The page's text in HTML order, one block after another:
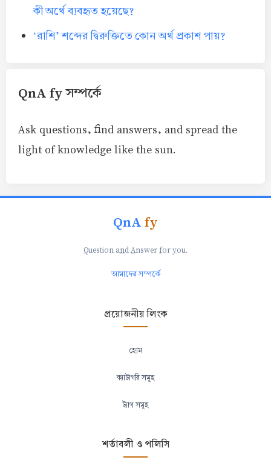
কী অর্থে ব্যবহৃত হয়েছে?
‘রাশি’ শব্দের দ্বিরুক্তিতে কোন অর্থ প্রকাশ পায়?
QnA fy সম্পর্কে
Ask questions, find answers, and spread the
light of knowledge like the sun.
QnAfy
Question andAnswer foryou.
আমাদের সম্পর্কে
প্রয়োজনীয় লিংক
হোম
ক্যাটাগরি সমূহ
ট্যাগ সমূহ
শর্তাবলী ও পলিসি